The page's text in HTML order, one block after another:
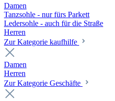
Damen
Tanzsohle - nur fürs Parkett
Ledersohle - auch für die Straße
Herren
Zur Kategorie kaufhilfe
Damen
Herren
Zur Kategorie Geschäfte